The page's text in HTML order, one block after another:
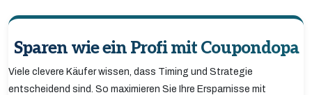
Sparen wie ein Profi mit Coupondopa
Viele clevere Käufer wissen, dass Timing und Strategie
entscheidend sind. So maximieren Sie Ihre Ersparnisse mit